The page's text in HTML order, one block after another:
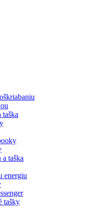
taška
taška
energiu
tašky